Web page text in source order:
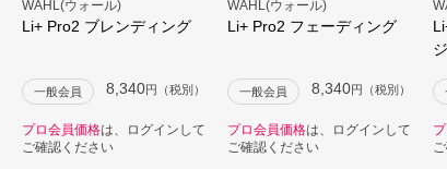
WAHL(ウォール)
Li+ Pro2 ブレンディング
一般会員 8,340円（税別）
プロ会員価格は、ログインして
ご確認ください
WAHL(ウォール)
Li+ Pro2 フェーディング
一般会員 8,340円（税別）
プロ会員価格は、ログインして
ご確認ください